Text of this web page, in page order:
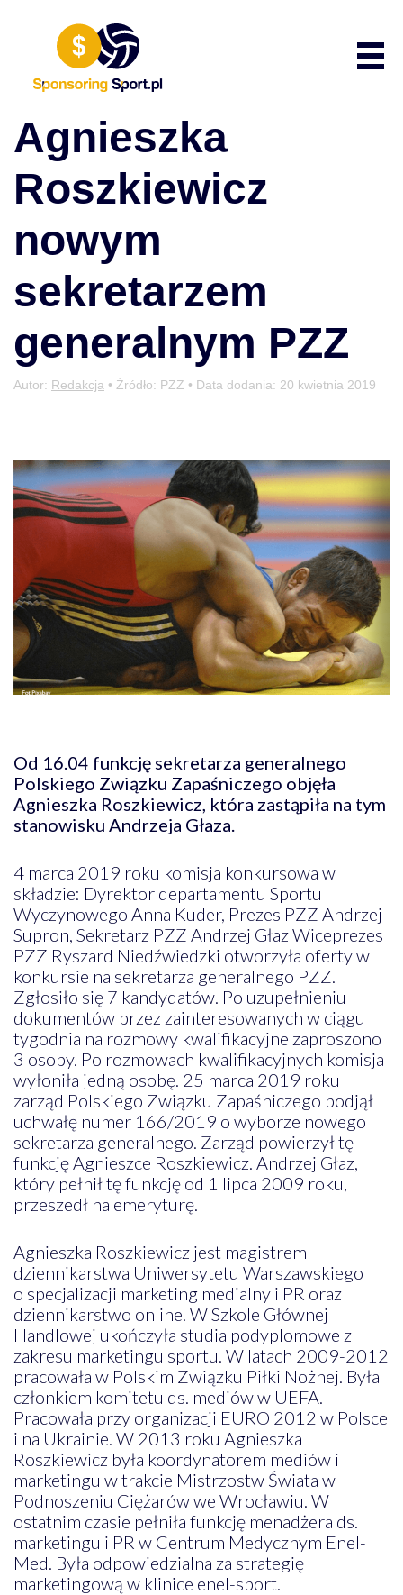
Agnieszka
Roszkiewicz
nowym
sekretarzem
generalnym PZZ
Autor: Redakcja • Źródło: PZZ • Data dodania: 20 kwietnia 2019
Od 16.04 funkcję sekretarza generalnego
Polskiego Związku Zapaśniczego objęła
Agnieszka Roszkiewicz, która zastąpiła na tym
stanowisku Andrzeja Głaza.
4 marca 2019 roku komisja konkursowa w
składzie: Dyrektor departamentu Sportu
Wyczynowego Anna Kuder, Prezes PZZ Andrzej
Supron, Sekretarz PZZ Andrzej Głaz Wiceprezes
PZZ Ryszard Niedźwiedzki otworzyła oferty w
konkursie na sekretarza generalnego PZZ.
Zgłosiło się 7 kandydatów. Po uzupełnieniu
dokumentów przez zainteresowanych w ciągu
tygodnia na rozmowy kwalifikacyjne zaproszono
3 osoby. Po rozmowach kwalifikacyjnych komisja
wyłoniła jedną osobę. 25 marca 2019 roku
zarząd Polskiego Związku Zapaśniczego podjął
uchwałę numer 166/2019 o wyborze nowego
sekretarza generalnego. Zarząd powierzył tę
funkcję Agnieszce Roszkiewicz. Andrzej Głaz,
który pełnił tę funkcję od 1 lipca 2009 roku,
przeszedł na emeryturę.
Agnieszka Roszkiewicz jest magistrem
dziennikarstwa Uniwersytetu Warszawskiego
o specjalizacji marketing medialny i PR oraz
dziennikarstwo online. W Szkole Głównej
Handlowej ukończyła studia podyplomowe z
zakresu marketingu sportu. W latach 2009-2012
pracowała w Polskim Związku Piłki Nożnej. Była
członkiem komitetu ds. mediów w UEFA.
Pracowała przy organizacji EURO 2012 w Polsce
i na Ukrainie. W 2013 roku Agnieszka
Roszkiewicz była koordynatorem mediów i
marketingu w trakcie Mistrzostw Świata w
Podnoszeniu Ciężarów we Wrocławiu. W
ostatnim czasie pełniła funkcję menadżera ds.
marketingu i PR w Centrum Medycznym Enel-
Med. Była odpowiedzialna za strategię
marketingową w klinice enel-sport.